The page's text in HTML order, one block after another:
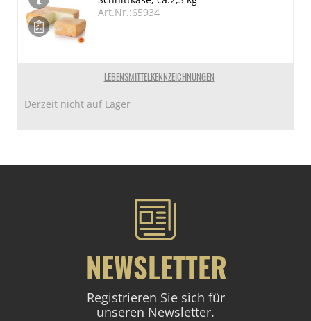
LEBENSMITTELKENNZEICHNUNGEN
Art.Nr.:65934
Derzeit nicht auf Lager
NEWSLETTER
Registrieren Sie sich für
unseren Newsletter.